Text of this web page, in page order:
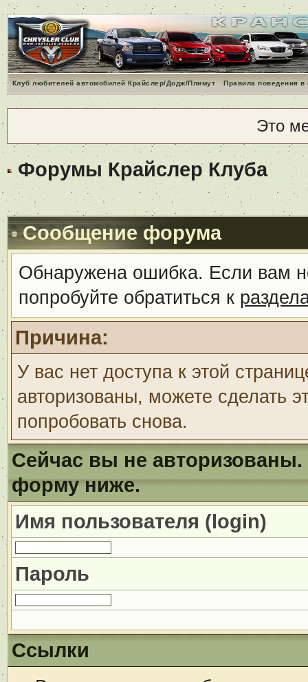
Клуб любителей автомобилей Крайслер/Додж/Плимут Правила поведения
Это
Форумы Крайслер Клуба
Сообщение форума
Обнаружена ошибка. Если вам
попробуйте обратиться к
Причина:
У вас нет доступа к этой
авторизованы, можете сделать
попробовать снова.
Сейчас вы не авторизованы.
форму ниже.
Имя пользователя (login)
Пароль
Ссылки